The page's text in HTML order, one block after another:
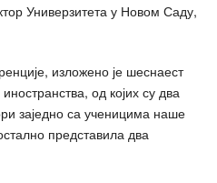
Универзитета у Новом Саду,
изложено је шеснаест
од којих су два
заједно са ученицима наше
представила два